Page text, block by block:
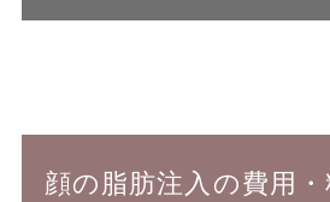
顔の脂肪注入の費用・